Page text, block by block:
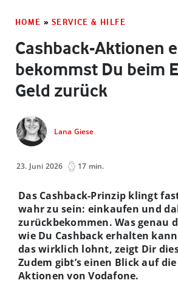
HOME » SERVICE & HILFE
Cashback-Aktionen
bekommst Du beim
Geld zurück
Lana Giese
23. Juni 2026 17 min.
Das Cashback-Prinzip klingt
wahr zu sein: einkaufen und
zurückbekommen. Was genau
wie Du Cashback erhalten
das wirklich lohnt, zeigt Dir
Zudem gibt’s einen Blick auf
Aktionen von Vodafone.